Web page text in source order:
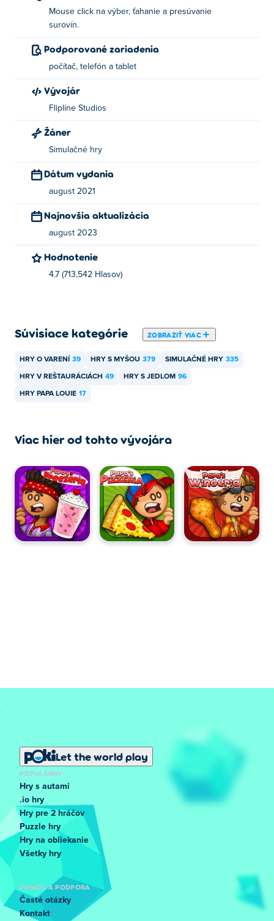
Mouse click na výber, ťahanie a presúvanie
surovín.
Podporované zariadenia
počítač, telefón a tablet
Vývojár
Flipline Studios
Žáner
Simulačné hry
Dátum vydania
august 2021
Najnovšia aktualizácia
august 2023
Hodnotenie
4.7 (713,542 Hlasov)
Súvisiace kategórie ZOBRAZIŤ VIAC
HRY O VARENÍ 39 HRY S MYŠOU 379 SIMULAČNÉ HRY 335
HRY V REŠTAURÁCIÁCH 49 HRY S JEDLOM 96
HRY PAPA LOUIE 17
Viac hier od tohto vývojára
Let the world play
POPULÁRNY
Hry s autami
.io hry
Hry pre 2 hráčov
Puzzle hry
Hry na obliekanie
Všetky hry
POMOC A PODPORA
Časté otázky
Kontakt